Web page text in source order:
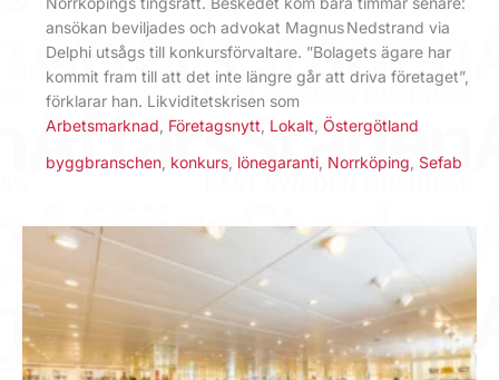
ansökan beviljades och advokat Magnus Nedstrand via
Delphi utsågs till konkursförvaltare. ”Bolagets ägare har
kommit fram till att det inte längre går att driva företaget”,
förklarar han. Likviditetskrisen som
Arbetsmarknad Företagsnytt Lokalt Östergötland
byggbranschen konkurs lönegaranti Norrköping Sefab